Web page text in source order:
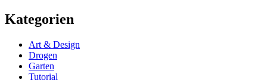
Kategorien
Art & Design
Drogen
Garten
Tutorial